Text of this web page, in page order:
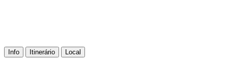
Info Itinerário Local